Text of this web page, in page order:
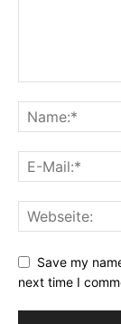
Save my
next time I